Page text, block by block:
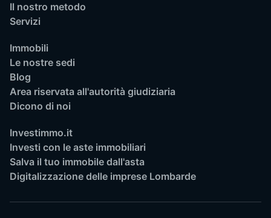
Il nostro metodo
Servizi
Immobili
Le nostre sedi
Blog
Area riservata all'autorità giudiziaria
Dicono di noi
Investimmo.it
Investi con le aste immobiliari
Salva il tuo immobile dall'asta
Digitalizzazione delle imprese Lombarde